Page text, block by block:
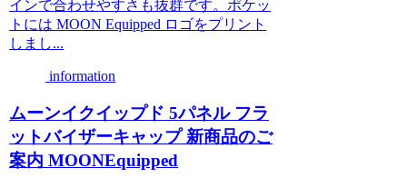
インで合わせやすさも抜群です。ポケッ
トには MOON Equipped ロゴをプリント
しまし...
information
ムーンイクイップド 5パネル フラ
ットバイザーキャップ 新商品のご
案内 MOONEquipped